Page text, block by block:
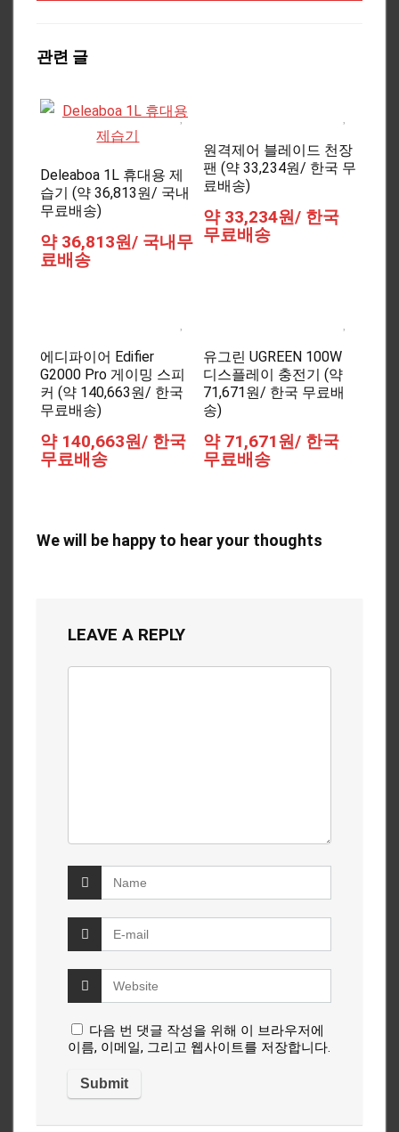
관련 글
Deleaboa 1L 휴대용 제
습기 (약 36,813원/ 국내
무료배송)
약 36,813원/ 국내무
료배송
원격제어 블레이드 천장
팬 (약 33,234원/ 한국 무
료배송)
약 33,234원/ 한국
무료배송
에디파이어 Edifier
G2000 Pro 게이밍 스피
커 (약 140,663원/ 한국
무료배송)
약 140,663원/ 한국
무료배송
유그린 UGREEN 100W
디스플레이 충전기 (약
71,671원/ 한국 무료배
송)
약 71,671원/ 한국
무료배송
We will be happy to hear your thoughts
LEAVE A REPLY
다음 번 댓글 작성을 위해 이 브라우저에
이름, 이메일, 그리고 웹사이트를 저장합니다.